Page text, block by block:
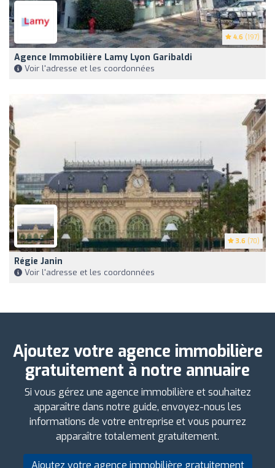
4.6 (197)
Agence Immobilière Lamy Lyon Garibaldi
Voir l'adresse et les coordonnées
3.6 (70)
Régie Janin
Voir l'adresse et les coordonnées
Ajoutez votre agence immobilière
gratuitement à notre annuaire
Si vous gérez une agence immobilière et souhaitez
apparaître dans notre guide, envoyez-nous les
informations de votre entreprise et vous pourrez
apparaître totalement gratuitement.
Ajoutez votre agence immobilière gratuitement